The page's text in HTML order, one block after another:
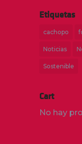
Etiquetas
cachopo
Noticias
Sostenible
Cart
No hay